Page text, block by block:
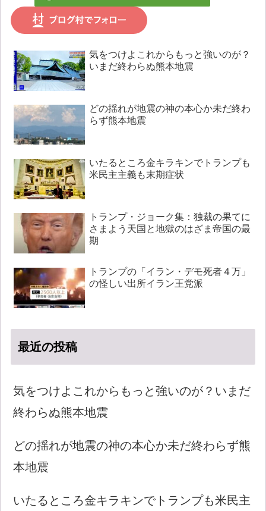
気をつけよこれからもっと強いのが？
いまだ終わらぬ熊本地震
どの揺れが地震の神の本心か未だ終わ
らず熊本地震
いたるところ金キラキンでトランプも
米民主主義も末期症状
トランプ・ジョーク集：独裁の果てに
さまよう天国と地獄のはざま帝国の最
期
トランプの「イラン・デモ死者４万」
の怪しい出所イラン王党派
最近の投稿
気をつけよこれからもっと強いのが？いまだ
終わらぬ熊本地震
どの揺れが地震の神の本心か未だ終わらず熊
本地震
いたるところ金キラキンでトランプも米民主